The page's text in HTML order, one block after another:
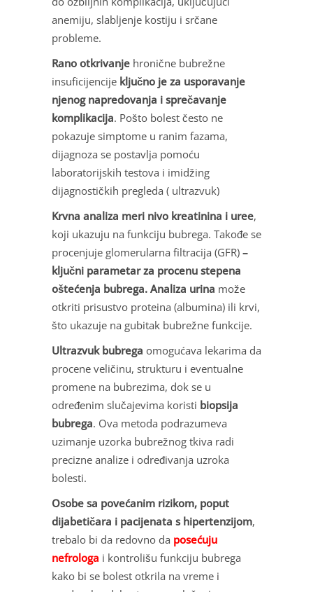
anemiju, slabljenje kostiju i srčane
probleme.
Rano otkrivanje hronične bubrežne
insuficijencije ključno je za usporavanje
njenog napredovanja i sprečavanje
komplikacija. Pošto bolest često ne
pokazuje simptome u ranim fazama,
dijagnoza se postavlja pomoću
laboratorijskih testova i imidžing
dijagnostičkih pregleda ( ultrazvuk)
Krvna analiza meri nivo kreatinina i uree,
koji ukazuju na funkciju bubrega. Takođe se
procenjuje glomerularna filtracija (GFR) –
ključni parametar za procenu stepena
oštećenja bubrega. Analiza urina može
otkriti prisustvo proteina (albumina) ili krvi,
što ukazuje na gubitak bubrežne funkcije.
Ultrazvuk bubrega omogućava lekarima da
procene veličinu, strukturu i eventualne
promene na bubrezima, dok se u
određenim slučajevima koristi biopsija
bubrega. Ova metoda podrazumeva
uzimanje uzorka bubrežnog tkiva radi
precizne analize i određivanja uzroka
bolesti.
Osobe sa povećanim rizikom, poput
dijabetičara i pacijenata s hipertenzijom,
trebalo bi da redovno da posećuju
nefrologa i kontrolišu funkciju bubrega
kako bi se bolest otkrila na vreme i